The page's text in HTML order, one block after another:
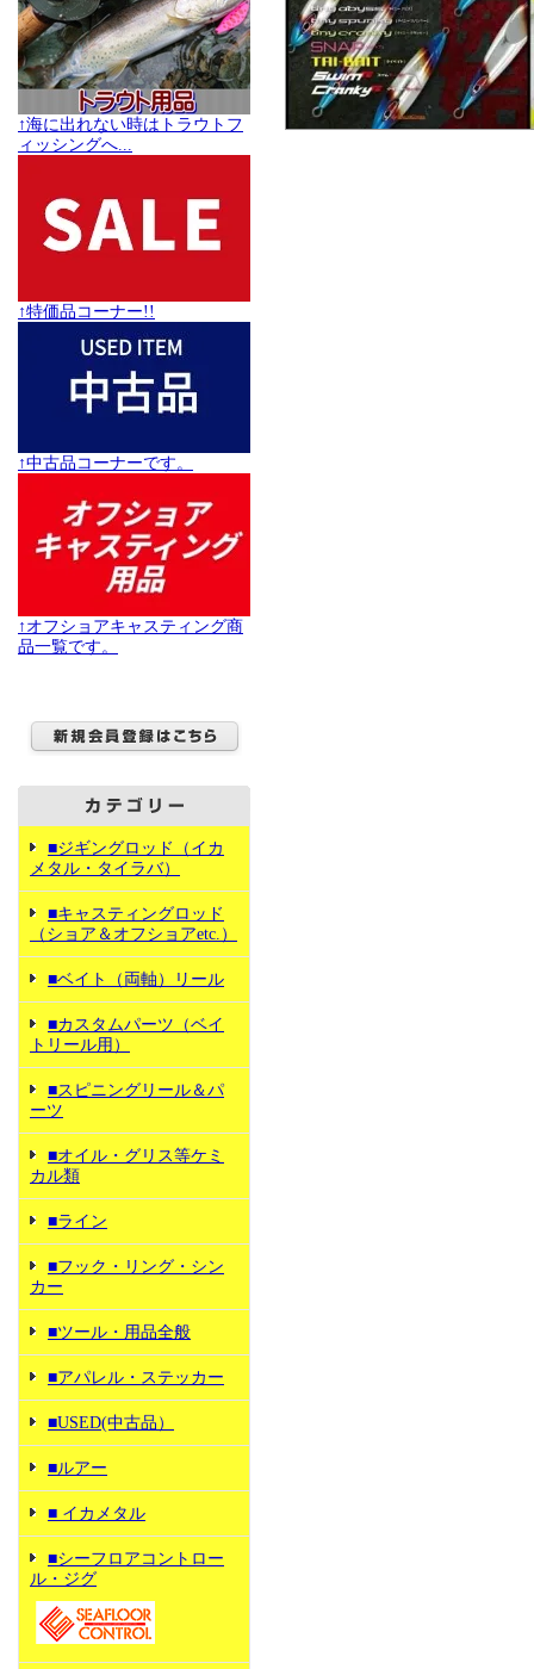
↑海に出れない時はトラウトフ
ィッシングへ...
↑特価品コーナー!!
↑中古品コーナーです。
↑オフショアキャスティング商
品一覧です。
■ジギングロッド（イカ
メタル・タイラバ）
■キャスティングロッド
（ショア＆オフショアetc.）
■ベイト（両軸）リール
■カスタムパーツ（ベイ
トリール用）
■スピニングリール＆パ
ーツ
■オイル・グリス等ケミ
カル類
■ライン
■フック・リング・シン
カー
■ツール・用品全般
■アパレル・ステッカー
■USED(中古品）
■ルアー
■ イカメタル
■シーフロアコントロー
ル・ジグ